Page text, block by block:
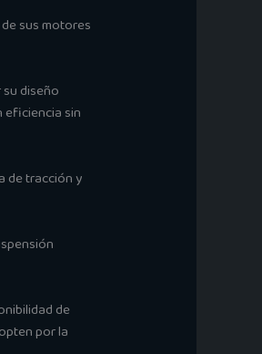
sus motores
diseño
eficiencia sin
de tracción y
de
por la